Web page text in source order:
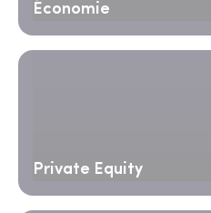
Économie
Private Equity